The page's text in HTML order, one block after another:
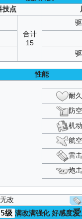
刻穹顶下的圣咏曲
负象限作战：A1/A2/
激唱的UNIVERSE
复刻铁血音符誓言：
A3/
峡湾间的反击：SP1/
穹顶下的圣咏曲：A1/A2/
夜幕下的归途：SP1/
复刻苍红的回响：
虚拟与真实的双向
最珍贵的宝物：SP1/
复刻光与影的鸢尾之华
铁血音符誓言：B1
复刻墨染：A1/A2/A3/
峡湾间的星辰：SP1/
复刻凛冬王冠：A1/A2/
苍红的回响：A1/
传颂之物：
光与影的鸢尾之华：
复刻异色格：A1/
墨染：A1/A2/A3/
凛冬王冠：A1/A2/A3/
异次元：
技点
合计
15
性能
耐久
防空
机动
航空
雷击
炮击
改
级 满改满强化好感度爱